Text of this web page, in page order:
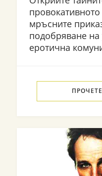
провокативното
мръсните
подобряване на
еротична